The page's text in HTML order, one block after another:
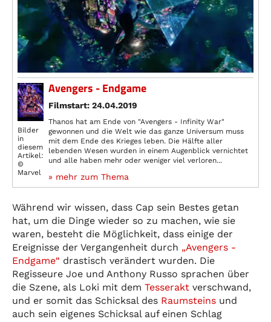
Bilder
in
diesem
Artikel:
©
Marvel
Avengers - Endgame
Filmstart: 24.04.2019
Thanos hat am Ende von "Avengers - Infinity War"
gewonnen und die Welt wie das ganze Universum muss
mit dem Ende des Krieges leben. Die Hälfte aller
lebenden Wesen wurden in einem Augenblick vernichtet
und alle haben mehr oder weniger viel verloren...
» mehr zum Thema
Während wir wissen, dass Cap sein Bestes getan
hat, um die Dinge wieder so zu machen, wie sie
waren, besteht die Möglichkeit, dass einige der
Ereignisse der Vergangenheit durch „Avengers -
Endgame“ drastisch verändert wurden. Die
Regisseure Joe und Anthony Russo sprachen über
die Szene, als Loki mit dem Tesserakt verschwand,
und er somit das Schicksal des Raumsteins und
auch sein eigenes Schicksal auf einen Schlag